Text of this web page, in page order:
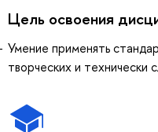
Цель освоения
Умение применять
творческих и технически